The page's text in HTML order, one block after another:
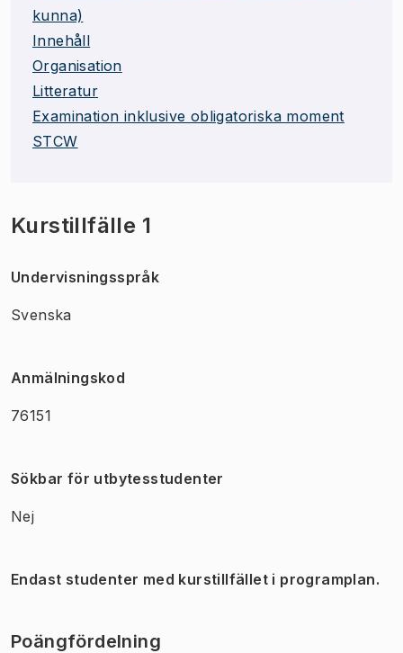
kunna)
Innehåll
Organisation
Litteratur
Examination inklusive obligatoriska moment
STCW
Kurstillfälle 1
Undervisningsspråk
Svenska
Anmälningskod
76151
Sökbar för utbytesstudenter
Nej
Endast studenter med kurstillfället i programplan.
Poängfördelning